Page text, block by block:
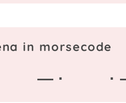
in morsecode
— · ·